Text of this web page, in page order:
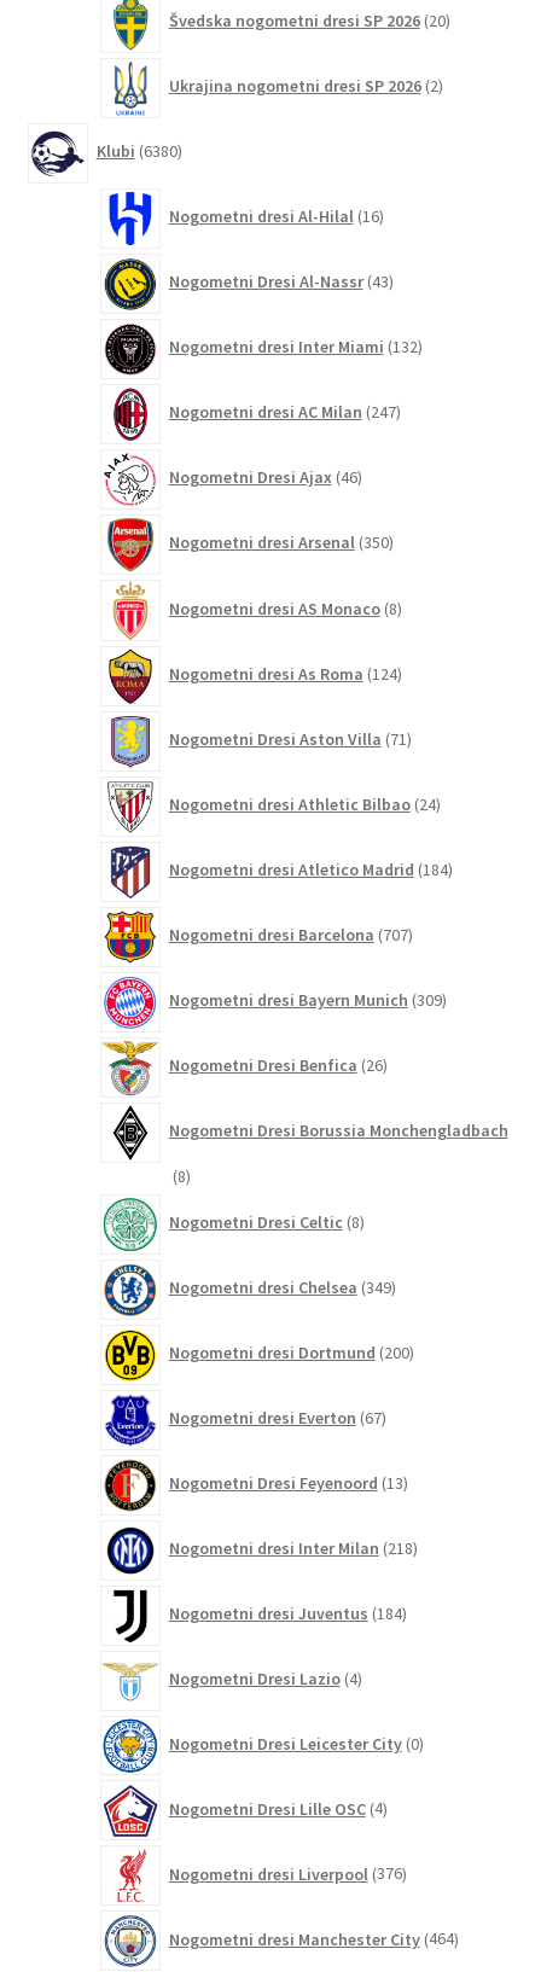
Švedska nogometni dresi SP 2026 20izdelkov
Ukrajina nogometni dresi SP 2026 2izdelka
Klubi 6380izdelkov
Nogometni dresi Al-Hilal 16izdelkov
Nogometni Dresi Al-Nassr 43izdelkov
Nogometni dresi Inter Miami 132izdelkov
Nogometni dresi AC Milan 247izdelkov
Nogometni Dresi Ajax 46izdelkov
Nogometni dresi Arsenal 350izdelkov
Nogometni dresi AS Monaco 8izdelkov
Nogometni dresi As Roma 124izdelkov
Nogometni Dresi Aston Villa 71izdelkov
Nogometni dresi Athletic Bilbao 24izdelkov
Nogometni dresi Atletico Madrid 184izdelkov
Nogometni dresi Barcelona 707izdelkov
Nogometni dresi Bayern Munich 309izdelkov
Nogometni Dresi Benfica 26izdelkov
Nogometni Dresi Borussia Monchengladbach
88
Nogometni Dresi Celtic 8izdelkov
Nogometni dresi Chelsea 349izdelkov
Nogometni dresi Dortmund 200izdelkov
Nogometni dresi Everton 67izdelkov
Nogometni Dresi Feyenoord 13izdelkov
Nogometni dresi Inter Milan 218izdelkov
Nogometni dresi Juventus 184izdelkov
Nogometni Dresi Lazio 4izdelki
Nogometni Dresi Leicester City 0izdelkov
Nogometni Dresi Lille OSC 4izdelki
Nogometni dresi Liverpool 376izdelkov
Nogometni dresi Manchester City 464izdelkov